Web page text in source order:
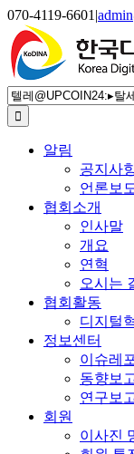
Skip
content
070-4119-6601 |
검
색
...
알림
공지사
언론보
협회소개
인사말
개요
연혁
오시는
협회활동
디지털
정보센터
이슈레
동향보
연구보
회원
이사진